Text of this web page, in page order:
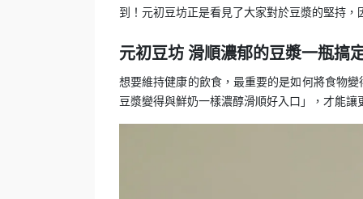
到！元初豆坊正是看見了大家對於豆漿的堅持
元初豆坊 滑順濃郁的豆漿一瓶搞
想要維持健康的飲食，最重要的是如何將食物
豆漿變得與鮮奶一樣濃醇滑順好入口」，才能